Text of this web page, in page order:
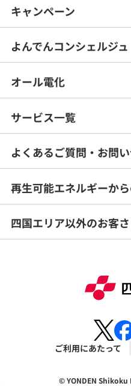
キャンペーン
よんでんコンシェルジュ
オール電化
サービス一覧
よくあるご質問・ お問
再生可能エネルギーか
四国エリア以外のお客
ご利用にあたって
© YONDEN